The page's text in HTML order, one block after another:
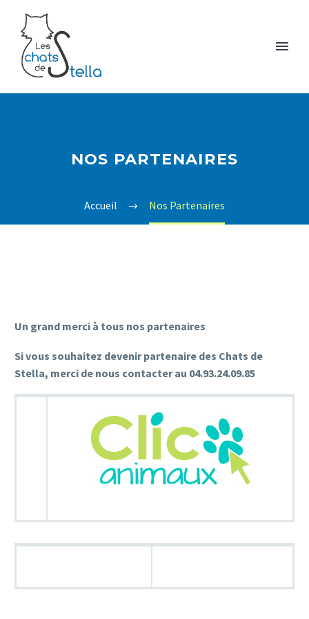
NOS PARTENAIRES
Accueil Nos Partenaires
Un grand merci à tous nos partenaires
Si vous souhaitez devenir partenaire des Chats de
Stella, merci de nous contacter au 04.93.24.09.85